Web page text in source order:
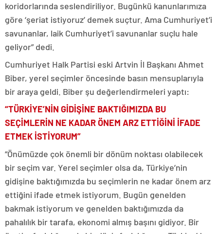
koridorlarında seslendiriliyor. Bugünkü kanunlarımıza
göre ‘şeriat istiyoruz’ demek suçtur. Ama Cumhuriyet’i
savunanlar, laik Cumhuriyet’i savunanlar suçlu hale
geliyor” dedi.
Cumhuriyet Halk Partisi eski Artvin İl Başkanı Ahmet
Biber, yerel seçimler öncesinde basın mensuplarıyla
bir araya geldi. Biber şu değerlendirmeleri yaptı:
“TÜRKİYE’NİN GİDİŞİNE BAKTIĞIMIZDA BU
SEÇİMLERİN NE KADAR ÖNEM ARZ ETTİĞİNİ İFADE
ETMEK İSTİYORUM”
“Önümüzde çok önemli bir dönüm noktası olabilecek
bir seçim var. Yerel seçimler olsa da, Türkiye’nin
gidişine baktığımızda bu seçimlerin ne kadar önem arz
ettiğini ifade etmek istiyorum. Bugün genelden
bakmak istiyorum ve genelden baktığımızda da
pahalılık bir tarafa, ekonomi almış başını gidiyor. Bir